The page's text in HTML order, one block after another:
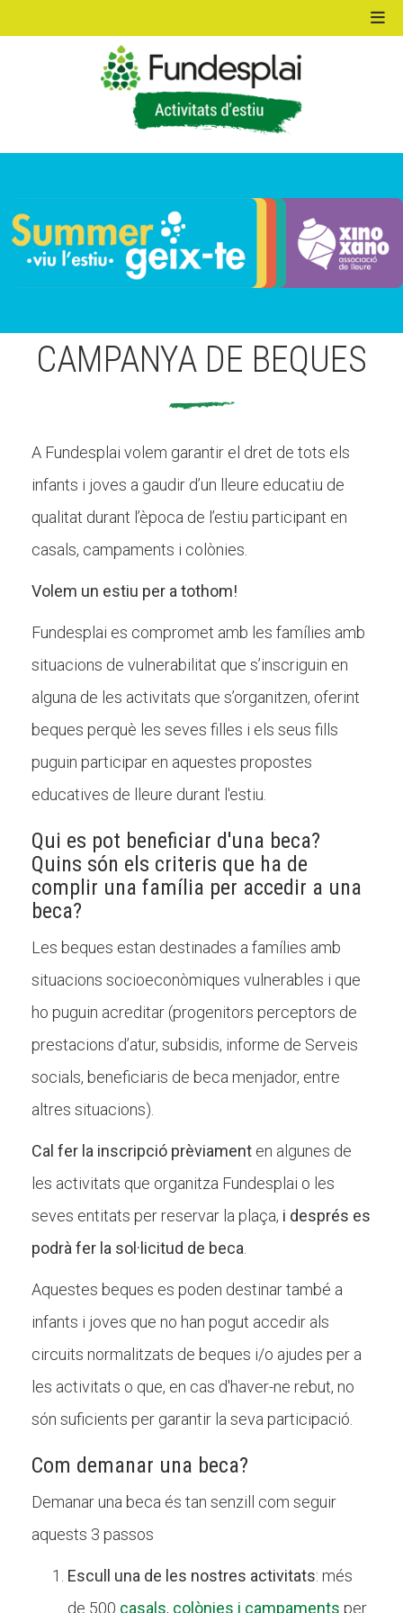
CAMPANYA DE BEQUES
A Fundesplai volem garantir el dret de tots els
infants i joves a gaudir d’un lleure educatiu de
qualitat durant l’època de l’estiu participant en
casals, campaments i colònies.
Volem un estiu per a tothom!
Fundesplai es compromet amb les famílies amb
situacions de vulnerabilitat que s’inscriguin en
alguna de les activitats que s’organitzen, oferint
beques perquè les seves filles i els seus fills
puguin participar en aquestes propostes
educatives de lleure durant l'estiu.
Qui es pot beneficiar d'una beca?
Quins són els criteris que ha de
complir una família per accedir a una
beca?
Les beques estan destinades a famílies amb
situacions socioeconòmiques vulnerables i que
ho puguin acreditar (progenitors perceptors de
prestacions d’atur, subsidis, informe de Serveis
socials, beneficiaris de beca menjador, entre
altres situacions).
Cal fer la inscripció prèviament en algunes de
les activitats que organitza Fundesplai o les
seves entitats per reservar la plaça, i després es
podrà fer la sol·licitud de beca
Aquestes beques es poden destinar també a
infants i joves que no han pogut accedir als
circuits normalitzats de beques i/o ajudes per a
les activitats o que, en cas d'haver-ne rebut, no
són suficients per garantir la seva participació.
Com demanar una beca?
Demanar una beca és tan senzill com seguir
aquests 3 passos
Escull una de les nostres activitats: més
de 500 casals, colònies i campaments per
ACTIVITATS D'ESTIU
ALBERG CENTRE ESPLAI
FORMACIÓ
CASES DE COLÒNIES
ACCIÓ SOCIAL I JOVES
SUPORT TERCER SECTOR
CONEIX FUNDESPLAI
La Fundació
L'equip
Missió i valors
Els comptes clars
Memòria d'activitats
ACTUALITAT
Notícies
Butlletins
Diari de la Fundació
Fundesplai als mitjans
Xarxes socials
COL·LABORA
Fes voluntariat
Fes un donatiu
Treballa amb nosaltres